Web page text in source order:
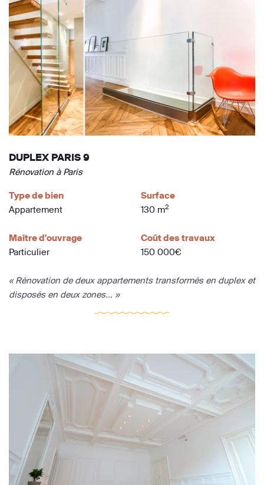
DUPLEX PARIS 9
Rénovation à Paris
Type de bien
Appartement
Surface
130 m2
Maître d'ouvrage
Particulier
Coût des travaux
150 000€
« Rénovation de deux appartements transformés en duplex et
disposés en deux zones... »